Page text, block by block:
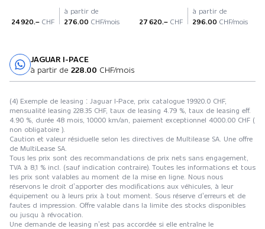
24 920.– CHF
à partir de
276.00 CHF/mois 27 620.– CHF
à partir de
296.00 CHF/mois
JAGUAR I-PACE
à partir de 228.00 CHF/mois
(4) Exemple de leasing : Jaguar I-Pace, prix catalogue 19920.0 CHF,
mensualité leasing 228.35 CHF, taux de leasing 4.79 %, taux de leasing eff.
4.90 %, durée 48 mois, 10000 km/an, paiement exceptionnel 4000.00 CHF (
non obligatoire ).
Caution et valeur résiduelle selon les directives de Multilease SA. Une offre
de MultiLease SA.
Tous les prix sont des recommandations de prix nets sans engagement,
TVA à 8,1 % incl. (sauf indication contraire). Toutes les informations et tous
les prix sont valables au moment de la mise en ligne. Nous nous
réservons le droit d’apporter des modifications aux véhicules, à leur
équipement ou à leurs prix à tout moment. Sous réserve d’erreurs et de
fautes d impression. Offre valable dans la limite des stocks disponibles
ou jusqu à révocation.
Une demande de leasing n’est pas accordée si elle entraîne le